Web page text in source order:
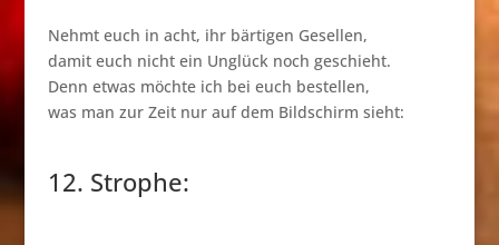
Nehmt euch in acht, ihr bärtigen Gesellen,
damit euch nicht ein Unglück noch geschieht.
Denn etwas möchte ich bei euch bestellen,
was man zur Zeit nur auf dem Bildschirm sieht:
12. Strophe: